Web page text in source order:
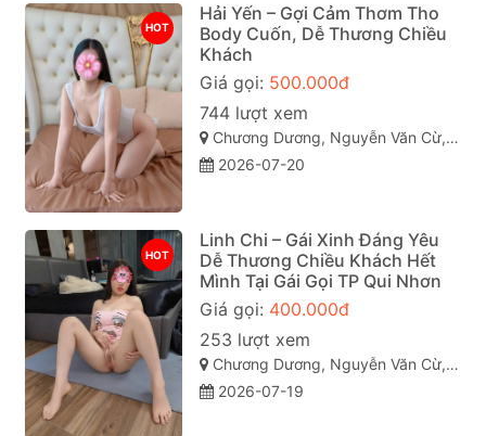
HOT
Hải Yến – Gợi Cảm Thơm Tho
Body Cuốn, Dễ Thương Chiều
Khách
Giá gọi: 500.000đ
744 lượt xem
Chương Dương, Nguyễn Văn Cừ, Quy Nhơn, Bình Định
2026-07-20
HOT
Linh Chi – Gái Xinh Đáng Yêu
Dễ Thương Chiều Khách Hết
Mình Tại Gái Gọi TP Qui Nhơn
Giá gọi: 400.000đ
253 lượt xem
Chương Dương, Nguyễn Văn Cừ, TP Quy Nhơn
2026-07-19